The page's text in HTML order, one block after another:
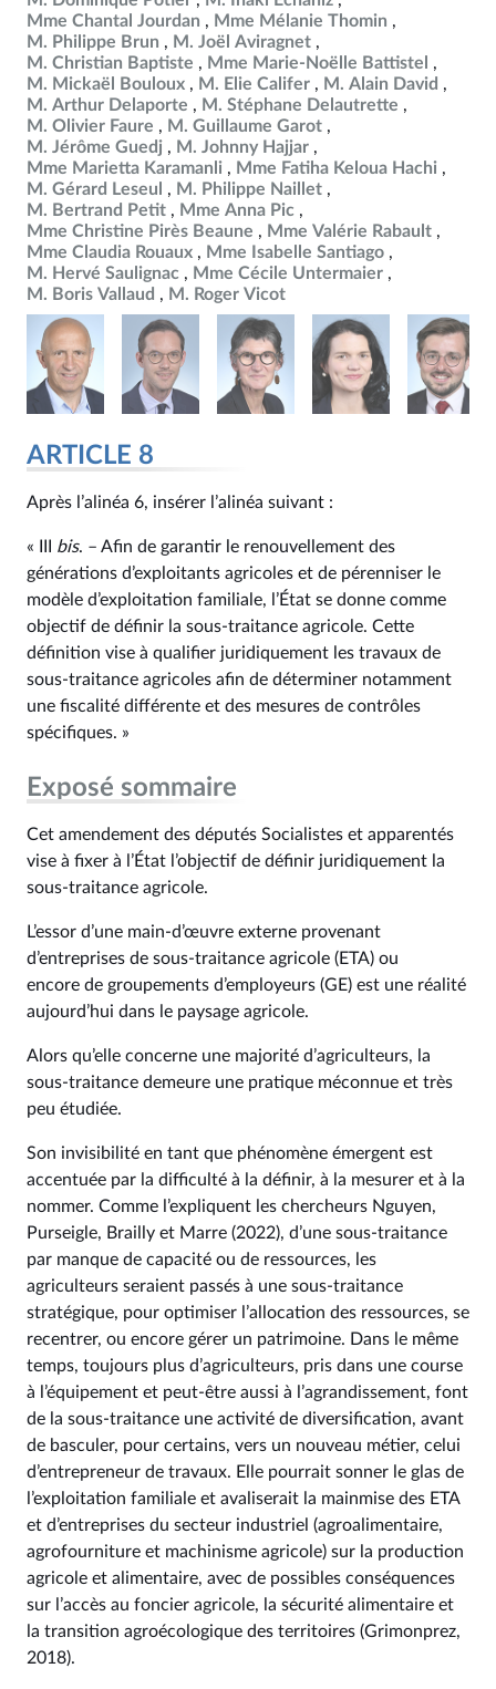
Mme Chantal Jourdan
Mme Mélanie Thomin
M. Philippe Brun
M. Joël Aviragnet
M. Christian Baptiste
Mme Marie-Noëlle Battistel
M. Mickaël Bouloux
M. Elie Califer
M. Alain David
M. Arthur Delaporte
M. Stéphane Delautrette
M. Olivier Faure
M. Guillaume Garot
M. Jérôme Guedj
M. Johnny Hajjar
Mme Marietta Karamanli
Mme Fatiha Keloua Hachi
M. Gérard Leseul
M. Philippe Naillet
M. Bertrand Petit
Mme Anna Pic
Mme Christine Pirès Beaune
Mme Valérie Rabault
Mme Claudia Rouaux
Mme Isabelle Santiago
M. Hervé Saulignac
Mme Cécile Untermaier
M. Boris Vallaud
M. Roger Vicot
ARTICLE 8
Après l’alinéa 6, insérer l’alinéa suivant :
« III bis. – Afin de garantir le renouvellement des
générations d’exploitants agricoles et de pérenniser le
modèle d’exploitation familiale, l’État se donne comme
objectif de définir la sous-traitance agricole. Cette
définition vise à qualifier juridiquement les travaux de
sous-traitance agricoles afin de déterminer notamment
une fiscalité différente et des mesures de contrôles
spécifiques. »
Exposé sommaire
Cet amendement des députés Socialistes et apparentés
vise à fixer à l’État l’objectif de définir juridiquement la
sous-traitance agricole.
L’essor d’une main-d’œuvre externe provenant
d’entreprises de sous-traitance agricole (ETA) ou
encore de groupements d’employeurs (GE) est une réalité
aujourd’hui dans le paysage agricole.
Alors qu’elle concerne une majorité d’agriculteurs, la
sous-traitance demeure une pratique méconnue et très
peu étudiée.
Son invisibilité en tant que phénomène émergent est
accentuée par la difficulté à la définir, à la mesurer et à la
nommer. Comme l’expliquent les chercheurs Nguyen,
Purseigle, Brailly et Marre (2022), d’une sous-traitance
par manque de capacité ou de ressources, les
agriculteurs seraient passés à une sous-traitance
stratégique, pour optimiser l’allocation des ressources, se
recentrer, ou encore gérer un patrimoine. Dans le même
temps, toujours plus d’agriculteurs, pris dans une course
à l’équipement et peut-être aussi à l’agrandissement, font
de la sous-traitance une activité de diversification, avant
de basculer, pour certains, vers un nouveau métier, celui
d’entrepreneur de travaux. Elle pourrait sonner le glas de
l’exploitation familiale et avaliserait la mainmise des ETA
et d’entreprises du secteur industriel (agroalimentaire,
agrofourniture et machinisme agricole) sur la production
agricole et alimentaire, avec de possibles conséquences
sur l’accès au foncier agricole, la sécurité alimentaire et
la transition agroécologique des territoires (Grimonprez,
2018).